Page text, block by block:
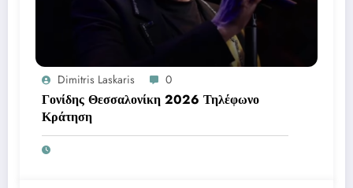
Dimitris Laskaris 0
Γονίδης Θεσσαλονίκη 2026 Τηλέφωνο
Κράτηση